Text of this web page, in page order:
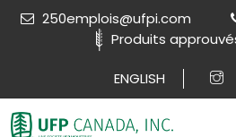
250emplois@ufpi.com
Produits
ENGLISH